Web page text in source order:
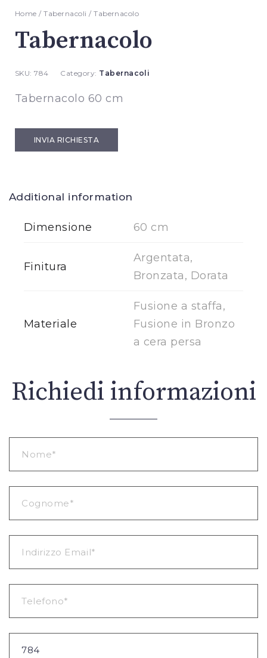
Home /Tabernacoli / Tabernacolo
Tabernacolo
SKU:784 Category: Tabernacoli
Tabernacolo 60 cm
INVIA RICHIESTA
Additional information
Dimensione 60 cm
Finitura
Argentata,
Bronzata, Dorata
Materiale
Fusione a staffa,
Fusione in Bronzo
a cera persa
Richiedi informazioni